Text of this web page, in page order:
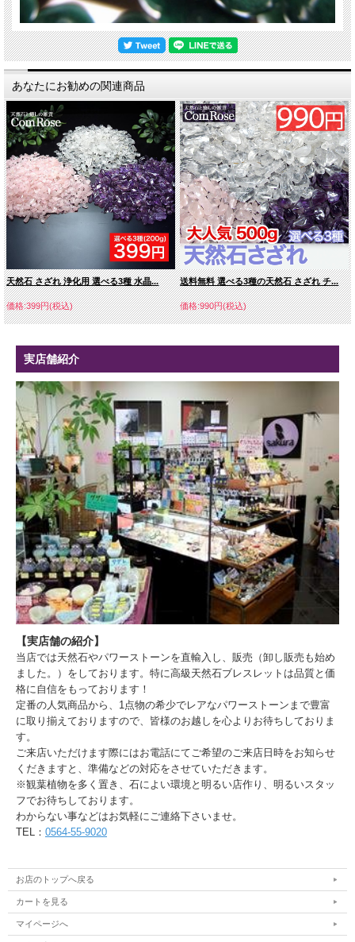
あなたにお勧めの関連商品
天然石 さざれ 浄化用 選べる3種 水晶...
価格:399円(税込)
送料無料 選べる3種の天然石 さざれ チ...
価格:990円(税込)
実店舗紹介
【実店舗の紹介】
当店では天然石やパワーストーンを直輸入し、販売（卸し販売も始め
ました。）をしております。特に高級天然石ブレスレットは品質と価
格に自信をもっております！
定番の人気商品から、1点物の希少でレアなパワーストーンまで豊富
に取り揃えておりますので、皆様のお越しを心よりお待ちしておりま
す。
ご来店いただけます際にはお電話にてご希望のご来店日時をお知らせ
くだきますと、準備などの対応をさせていただきます。
※観葉植物を多く置き、石によい環境と明るい店作り、明るいスタッ
フでお待ちしております。
わからない事などはお気軽にご連絡下さいませ。
TEL： 0564-55-9020
お店のトップへ戻る
カートを見る
マイページへ